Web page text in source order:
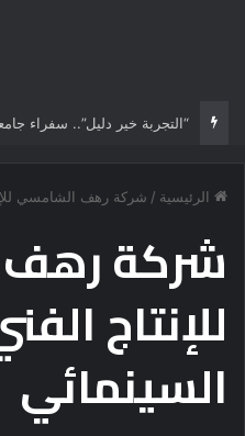
الرئيسية / شركة رهف الشامسي
شركة
للإنتاج
السينمائي